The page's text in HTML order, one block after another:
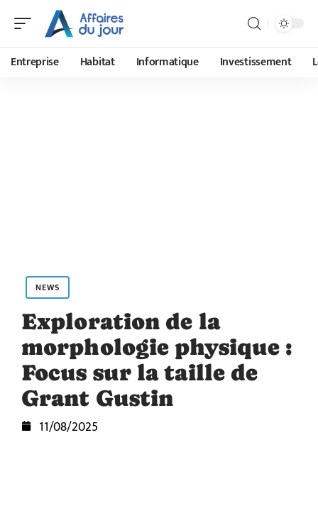
Entreprise Habitat Informatique Investissement
NEWS
Exploration de la
morphologie physique :
Focus sur la taille de
Grant Gustin
11/08/2025